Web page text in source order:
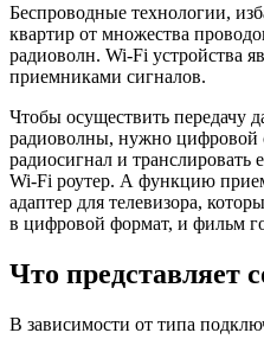
Беспроводные технологии,
квартир от множества
радиоволн. Wi-Fi устройства
приемниками сигналов.
Чтобы осуществить передачу
радиоволны, нужно цифровой
радиосигнал и
Wi-Fi роутер. А функцию
адаптер для телевизора,
в цифровой формат, и фильм
Что представляет
В зависимости от типа